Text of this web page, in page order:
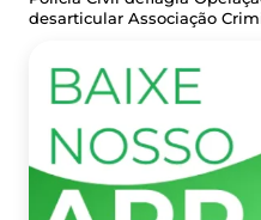
desarticular Associação